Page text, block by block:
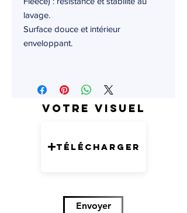
lavage.
Surface douce et intérieur
enveloppant.
Votre visuel
Télécharger
Envoyer